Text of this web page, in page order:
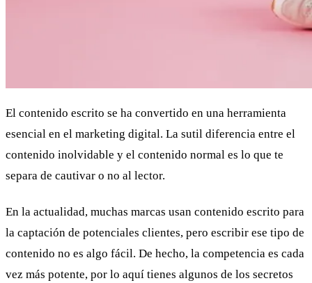
El contenido escrito se ha convertido en una herramienta
esencial en el marketing digital. La sutil diferencia entre el
contenido inolvidable y el contenido normal es lo que te
separa de cautivar o no al lector.
En la actualidad, muchas marcas usan contenido escrito para
la captación de potenciales clientes, pero escribir ese tipo de
contenido no es algo fácil. De hecho, la competencia es cada
vez más potente, por lo aquí tienes algunos de los secretos